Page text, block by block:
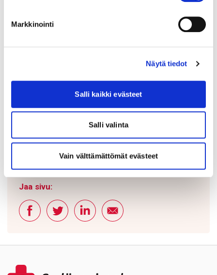
Markkinointi
Näytä tiedot
Salli kaikki evästeet
Salli valinta
Vain välttämättömät evästeet
yksityisvastaanotolla
Sepelvaltimotautiklinikka➝
Vajaatoimintaklinikka➝
Hinnastot ja maksaminen
Hoitopaikan valinta➝
Jaa sivu: